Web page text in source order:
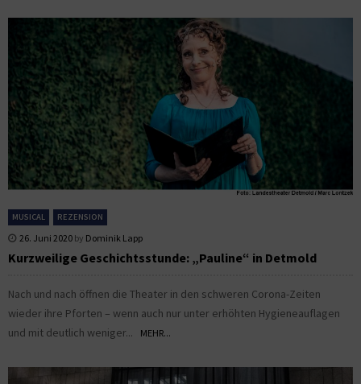
MUSICAL REZENSION
26. Juni 2020 by Dominik Lapp
Kurzweilige Geschichtsstunde: „Pauline“ in Detmold
Nach und nach öffnen die Theater in den schweren Corona-Zeiten
wieder ihre Pforten – wenn auch nur unter erhöhten Hygieneauflagen
und mit deutlich weniger...
MEHR...